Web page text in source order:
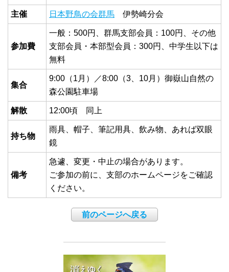
主催 日本野鳥の会群馬 伊勢崎分会
参加費
一般：500円、群馬支部会員：100円、その他
支部会員・本部型会員：300円、中学生以下は
無料
集合
9:00（1月）／8:00（3、10月）御嶽山自然の
森公園駐車場
解散 12:00頃 同上
持ち物
雨具、帽子、筆記用具、飲み物、あれば双眼
鏡
備考
急遽、変更・中止の場合があります。
ご参加の前に、支部のホームページをご確認
ください。
前のページへ戻る